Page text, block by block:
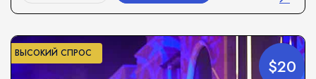
$20
ВЫСОКИЙ СПРОС